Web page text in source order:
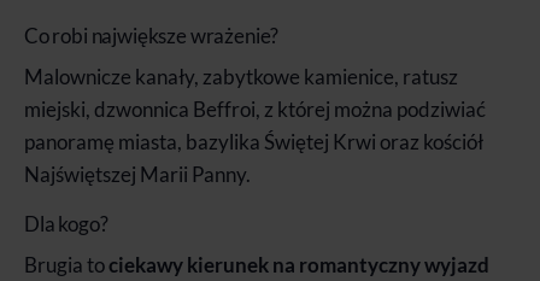
Co robi największe wrażenie?
Malownicze kanały, zabytkowe kamienice, ratusz
miejski, dzwonnica Beffroi, z której można podziwiać
panoramę miasta, bazylika Świętej Krwi oraz kościół
Najświętszej Marii Panny.
Dla kogo?
Brugia tociekawy kierunek na romantyczny wyjazd